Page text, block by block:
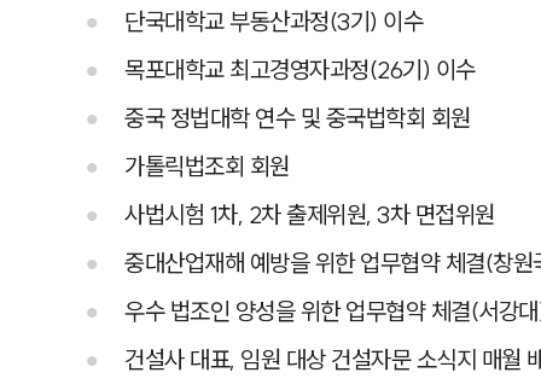
단국대학교 부동산과정(3기) 이수
목포대학교 최고경영자과정(26기) 이수
중국 정법대학 연수 및 중국법학회 회원
가톨릭법조회 회원
사법시험 1차, 2차 출제위원, 3차 면접위원
중대산업재해 예방을 위한 업무협약 체결(창
우수 법조인 양성을 위한 업무협약 체결(서강
건설사 대표, 임원 대상 건설자문 소식지 매월